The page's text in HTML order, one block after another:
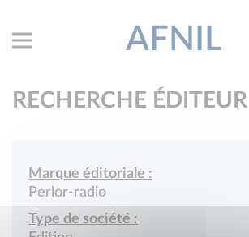
AFNIL
RECHERCHE ÉDITEUR
Marque éditoriale :
Perlor-radio
Type de société :